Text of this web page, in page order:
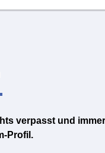
verpasst und
Profil.